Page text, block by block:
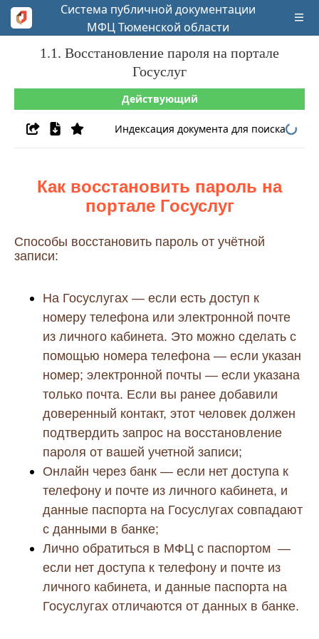
Система публичной документации
МФЦ Тюменской области
1.1. Восстановление пароля на портале
Госуслуг
Действующий
Индексация документа для поиска
Как восстановить пароль на
портале Госуслуг
Способы восстановить пароль от учётной
записи:
На Госуслугах — если есть доступ к
номеру телефона или электронной почте
из личного кабинета. Это можно сделать с
помощью номера телефона — если указан
номер; электронной почты — если указана
только почта. Если вы ранее добавили
доверенный контакт, этот человек должен
подтвердить запрос на восстановление
пароля от вашей учетной записи;
Онлайн через банк — если нет доступа к
телефону и почте из личного кабинета, и
данные паспорта на Госуслугах совпадают
с данными в банке;
Лично обратиться в МФЦ с паспортом —
если нет доступа к телефону и почте из
личного кабинета, и данные паспорта на
Госуслугах отличаются от данных в банке.